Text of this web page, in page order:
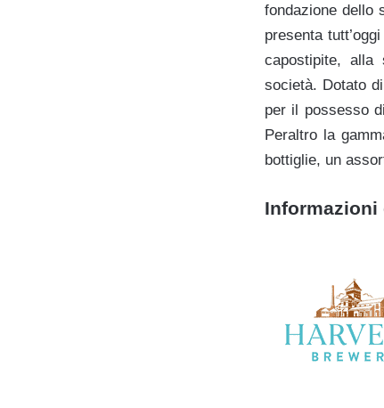
fondazione dello
presenta
capostipite, alla
società. Dotato
per il possesso
Peraltro la
bottiglie, un
Informazioni